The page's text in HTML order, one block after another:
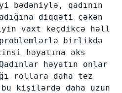
qadının
diqqəti çəkən
vaxt keçdikcə həll
birlikdə
həyatına əks
həyatın onlar
rollara daha tez
kişilərdə daha uzun